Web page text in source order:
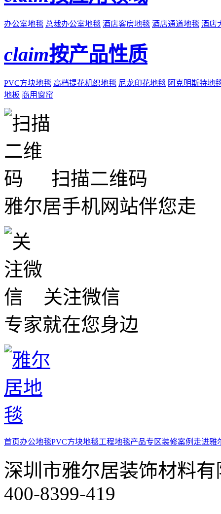
办公室地毯 总裁办公室地毯 酒店客房地毯 酒店通道地毯 酒店
claim按产品性质
PVC方块地毯 高档提花机织地毯 尼龙印花地毯 阿克明斯特地
地板 商用窗帘
扫描二维码
雅尔居手机网站伴您走
关注微信
专家就在您身边
首页办公地毯PVC方块地毯工程地毯产品专区装修案例 走进雅
深圳市雅尔居装饰材料有
400-8399-419